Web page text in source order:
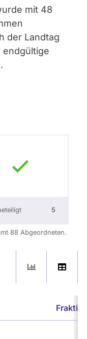
mit 48
der Landtag
endgültige
5
88 Abgeordneten.